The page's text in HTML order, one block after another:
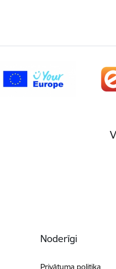
Noderīgi
Privātuma politika